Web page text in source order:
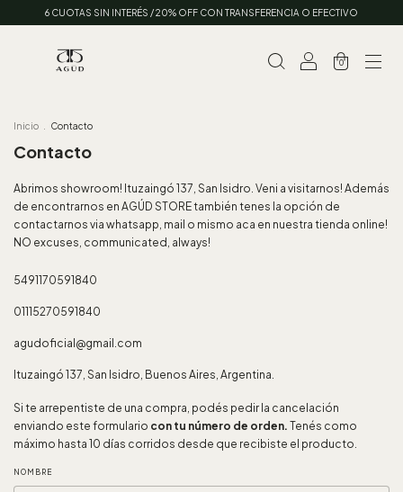
6 CUOTAS SIN INTERÉS / 20% OFF CON TRANSFERENCIA O EFECTIVO
0
Inicio Contacto
Contacto
Abrimos showroom! Ituzaingó 137, San Isidro. Veni a visitarnos! Además
de encontrarnos en AGÚD STORE también tenes la opción de
contactarnos via whatsapp, mail o mismo aca en nuestra tienda online!
NO excuses, communicated, always!
5491170591840
01115270591840
agudoficial@gmail.com
Ituzaingó 137, San Isidro, Buenos Aires, Argentina.
Si te arrepentiste de una compra, podés pedir la cancelación
enviando este formulario con tu número de orden. Tenés como
máximo hasta 10 días corridos desde que recibiste el producto.
NOMBRE